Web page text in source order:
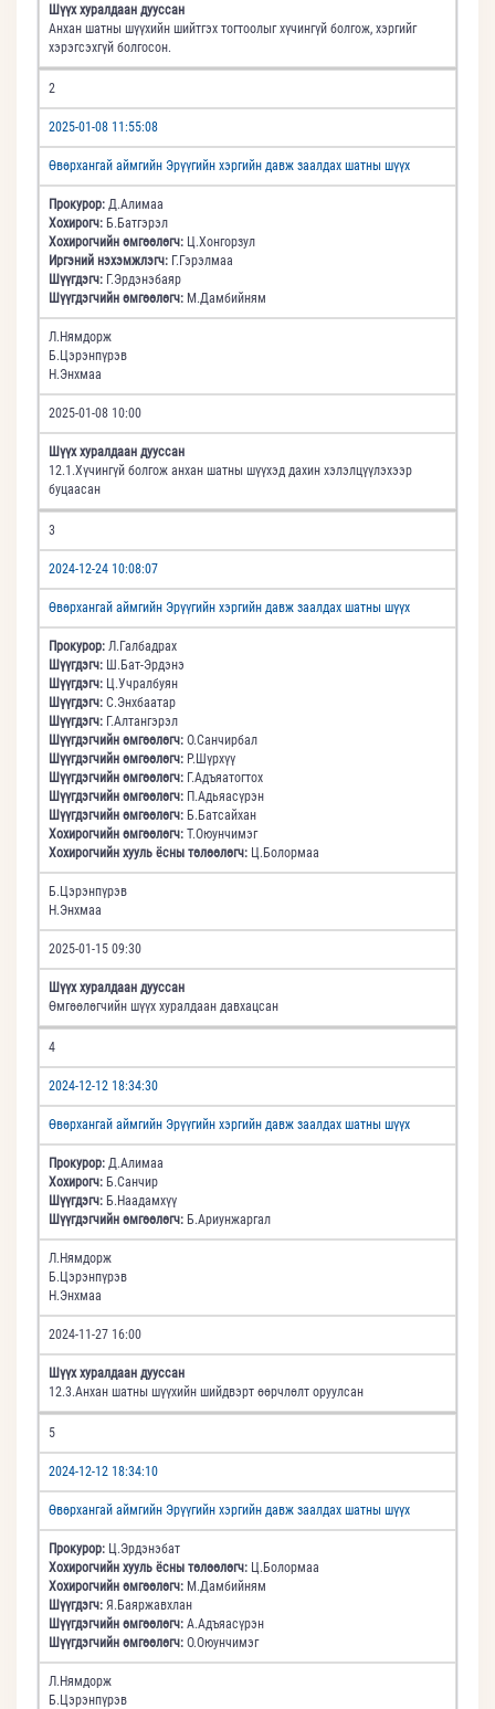
Шүүх хуралдаан дууссан
Анхан шатны шүүхийн шийтгэх тогтоолыг хүчингүй болгож, хэргийг
хэрэгсэхгүй болгосон.
2
2025-01-08 11:55:08
Өвөрхангай аймгийн Эрүүгийн хэргийн давж заалдах шатны шүүх
Прокурор: Д.Алимаа
Хохирогч: Б.Батгэрэл
Хохирогчийн өмгөөлөгч: Ц.Хонгорзул
Иргэний нэхэмжлэгч: Г.Гэрэлмаа
Шүүгдэгч: Г.Эрдэнэбаяр
Шүүгдэгчийн өмгөөлөгч: М.Дамбийням
Л.Нямдорж
Б.Цэрэнпүрэв
Н.Энхмаа
2025-01-08 10:00
Шүүх хуралдаан дууссан
12.1.Хүчингүй болгож анхан шатны шүүхэд дахин хэлэлцүүлэхээр
буцаасан
3
2024-12-24 10:08:07
Өвөрхангай аймгийн Эрүүгийн хэргийн давж заалдах шатны шүүх
Прокурор: Л.Галбадрах
Шүүгдэгч: Ш.Бат-Эрдэнэ
Шүүгдэгч: Ц.Учралбуян
Шүүгдэгч: С.Энхбаатар
Шүүгдэгч: Г.Алтангэрэл
Шүүгдэгчийн өмгөөлөгч: О.Санчирбал
Шүүгдэгчийн өмгөөлөгч: Р.Шүрхүү
Шүүгдэгчийн өмгөөлөгч: Г.Адъяатогтох
Шүүгдэгчийн өмгөөлөгч: П.Адьяасүрэн
Шүүгдэгчийн өмгөөлөгч: Б.Батсайхан
Хохирогчийн өмгөөлөгч: Т.Оюунчимэг
Хохирогчийн хууль ёсны төлөөлөгч: Ц.Болормаа
Б.Цэрэнпүрэв
Н.Энхмаа
2025-01-15 09:30
Шүүх хуралдаан дууссан
Өмгөөлөгчийн шүүх хуралдаан давхацсан
4
2024-12-12 18:34:30
Өвөрхангай аймгийн Эрүүгийн хэргийн давж заалдах шатны шүүх
Прокурор: Д.Алимаа
Хохирогч: Б.Санчир
Шүүгдэгч: Б.Наадамхүү
Шүүгдэгчийн өмгөөлөгч: Б.Ариунжаргал
Л.Нямдорж
Б.Цэрэнпүрэв
Н.Энхмаа
2024-11-27 16:00
Шүүх хуралдаан дууссан
12.3.Анхан шатны шүүхийн шийдвэрт өөрчлөлт оруулсан
5
2024-12-12 18:34:10
Өвөрхангай аймгийн Эрүүгийн хэргийн давж заалдах шатны шүүх
Прокурор: Ц.Эрдэнэбат
Хохирогчийн хууль ёсны төлөөлөгч: Ц.Болормаа
Хохирогчийн өмгөөлөгч: М.Дамбийням
Шүүгдэгч: Я.Баяржавхлан
Шүүгдэгчийн өмгөөлөгч: А.Адъяасүрэн
Шүүгдэгчийн өмгөөлөгч: О.Оюунчимэг
Л.Нямдорж
Б.Цэрэнпүрэв